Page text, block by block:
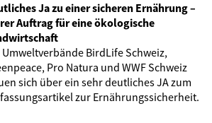
Ja zu einer sicheren Ernährung –
Auftrag für eine ökologische
Umweltverbände BirdLife Schweiz,
Pro Natura und WWF Schweiz
sich über ein sehr deutliches JA zum
zur Ernährungssicherheit.